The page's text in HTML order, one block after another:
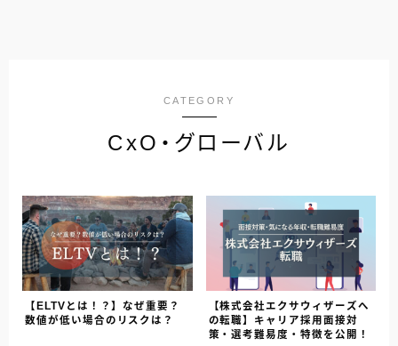
CATEGORY
CxO・グローバル
【ELTVとは！？】なぜ重要？
数値が低い場合のリスクは？
【株式会社エクサウィザーズへ
の転職】キャリア採用面接対
策・選考難易度・特徴を公開！